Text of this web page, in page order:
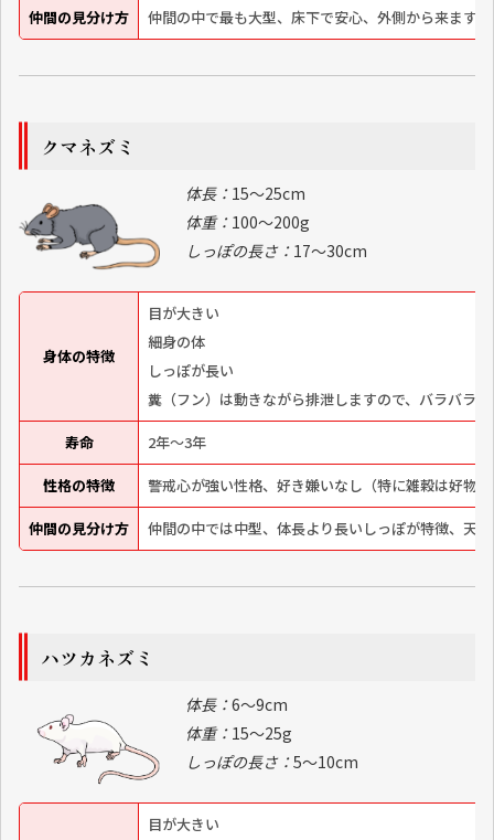
仲間の見分け方 仲間の中で最も大型、床下で安心、外側から来ます
クマネズミ
体長： 15～25cm
体重： 100～200g
しっぽの長さ： 17～30cm
身体の特徴
目が大きい
細身の体
しっぽが長い
糞（フン）は動きながら排泄しますので、バラバラ
寿命 2年～3年
性格の特徴 警戒心が強い性格、好き嫌いなし（特に雑穀は好物
仲間の見分け方 仲間の中では中型、体長より長いしっぽが特徴、天
ハツカネズミ
体長：6～9cm
体重： 15～25g
しっぽの長さ：5～10cm
目が大きい